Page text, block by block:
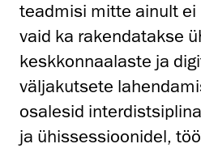
teadmisi mitte ainult ei
vaid ka rakendatakse
keskkonnaalaste ja
väljakutsete
osalesid
ja ühissessioonidel,